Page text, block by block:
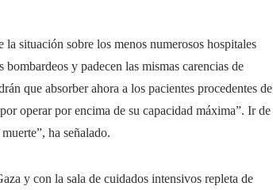
situación sobre los menos numerosos hospitales
y padecen las mismas carencias de
que absorber ahora a los pacientes procedentes de
operar por encima de su capacidad máxima”. Ir de
ha señalado.
y con la sala de cuidados intensivos repleta de